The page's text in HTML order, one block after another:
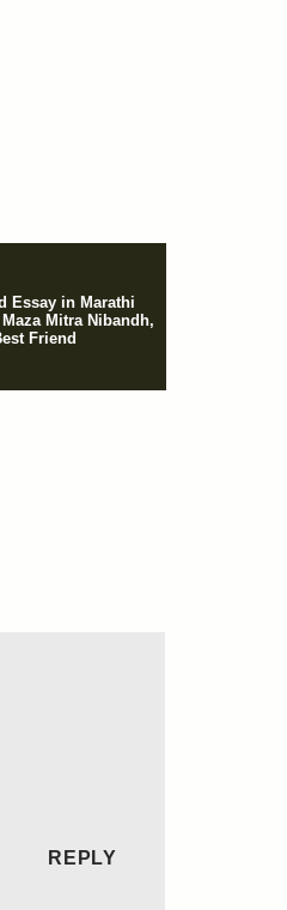
Essay in Marathi
Mitra Nibandh,
Friend
REPLY